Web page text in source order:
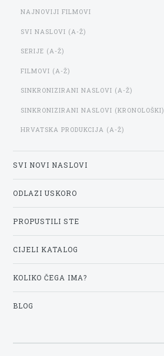
NAJNOVIJI FILMOVI
SVI NASLOVI (A-Ž)
SERIJE (A-Ž)
FILMOVI (A-Ž)
SINKRONIZIRANI NASLOVI (A-Ž)
SINKRONIZIRANI NASLOVI (KRONOLOŠKI)
HRVATSKA PRODUKCIJA (A-Ž)
SVI NOVI NASLOVI
ODLAZI USKORO
PROPUSTILI STE
CIJELI KATALOG
KOLIKO ČEGA IMA?
BLOG